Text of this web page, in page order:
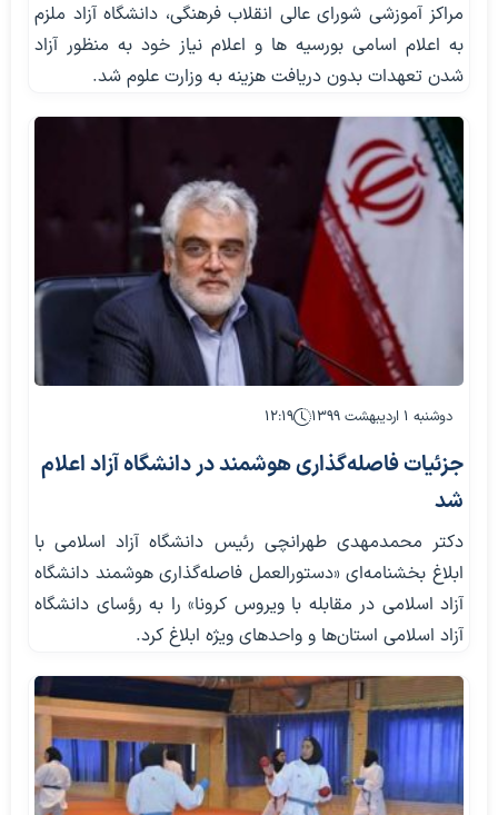
مراکز آموزشی شورای عالی انقلاب فرهنگی، دانشگاه آزاد ملزم
به اعلام اسامی بورسیه ها و اعلام نیاز خود به منظور آزاد
شدن تعهدات بدون دریافت هزینه به وزارت علوم شد.
دوشنبه ۱ اردیبهشت ۱۳۹۹ ۱۲:۱۹
جزئیات فاصله‌گذاری هوشمند در دانشگاه آزاد اعلام
شد
دکتر محمدمهدی طهرانچی رئیس دانشگاه آزاد اسلامی با
ابلاغ بخشنامه‌ای «دستورالعمل فاصله‌گذاری هوشمند دانشگاه
آزاد اسلامی در مقابله با ویروس کرونا» را به رؤسای دانشگاه
آزاد اسلامی استان‌ها و واحد‌های ویژه ابلاغ کرد.